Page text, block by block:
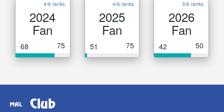
4/6 ranks
2024
Fan
68 75
4/6 ranks
2025
Fan
51 75
3/6 ranks
2026
Fan
42 50
Club